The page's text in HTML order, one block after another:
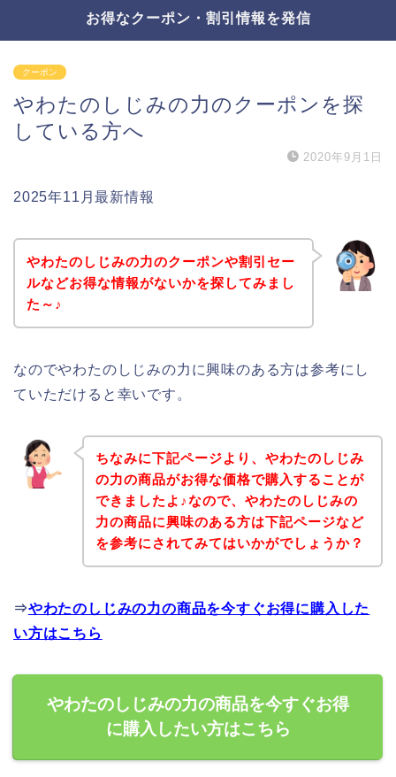
お得なクーポン・割引情報を発信
クーポン
やわたのしじみの力のクーポンを探
している方へ
2020年9月1日
2025年11月最新情報
やわたのしじみの力のクーポンや割引セー
ルなどお得な情報がないかを探してみまし
た～♪
なのでやわたのしじみの力に興味のある方は参考にし
ていただけると幸いです。
ちなみに下記ページより、やわたのしじみ
の力の商品がお得な価格で購入することが
できましたよ♪なので、やわたのしじみの
力の商品に興味のある方は下記ページなど
を参考にされてみてはいかがでしょうか？
⇒やわたのしじみの力の商品を今すぐお得に購入した
い方はこちら
やわたのしじみの力の商品を今すぐお得
に購入したい方はこちら